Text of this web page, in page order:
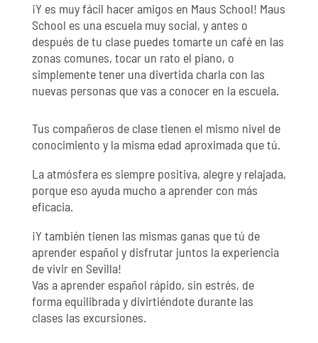
¡Y es muy fácil hacer amigos en Maus School! Maus
School es una escuela muy social, y antes o
después de tu clase puedes tomarte un café en las
zonas comunes, tocar un rato el piano, o
simplemente tener una divertida charla con las
nuevas personas que vas a conocer en la escuela.
Tus compañeros de clase tienen el mismo nivel de
conocimiento y la misma edad aproximada que tú.
La atmósfera es siempre positiva, alegre y relajada,
porque eso ayuda mucho a aprender con más
eficacia.
¡Y también tienen las mismas ganas que tú de
aprender español y disfrutar juntos la experiencia
de vivir en Sevilla!
Vas a aprender español rápido, sin estrés, de
forma equilibrada y divirtiéndote durante las
clases las excursiones.